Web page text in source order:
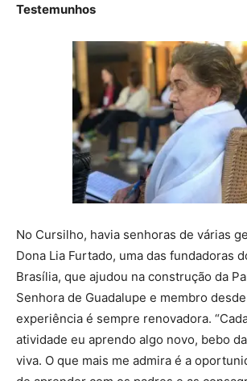
Testemunhos
No Cursilho, havia senhoras de várias
Dona Lia Furtado, uma das fundadoras
Brasília, que ajudou na construção da
Senhora de Guadalupe e membro
experiência é sempre renovadora.
atividade eu aprendo algo novo, bebo
viva. O que mais me admira é a